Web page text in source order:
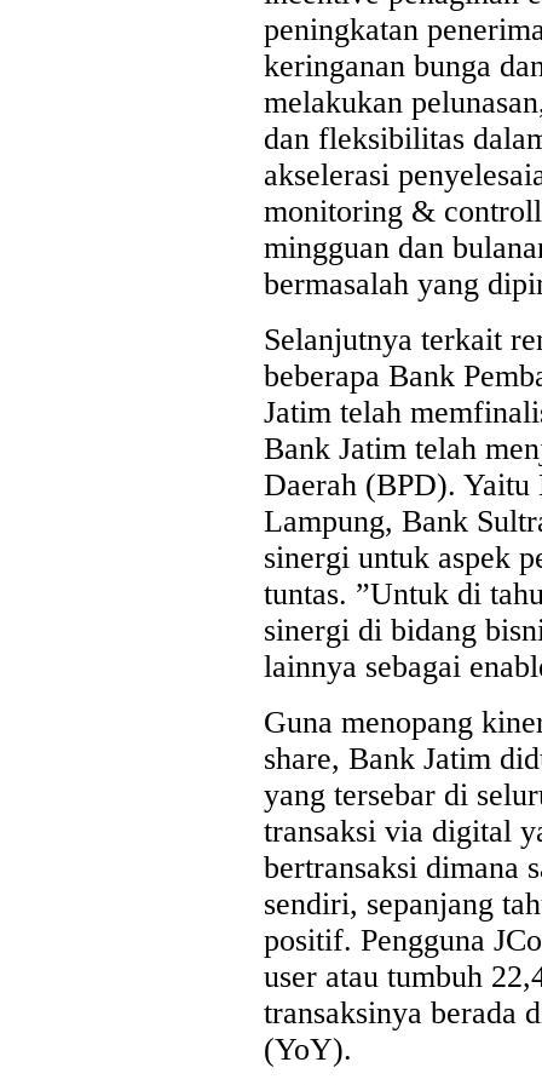
peningkatan
keringanan bunga
melakukan
dan fleksibilitas
akselerasi
monitoring &
mingguan dan
bermasalah yang
Selanjutnya terkait
beberapa Bank
Jatim telah
Bank Jatim telah
Daerah (BPD).
Lampung, Bank
sinergi untuk aspek
tuntas. ”Untuk di
sinergi di bidang
lainnya sebagai
Guna menopang
share, Bank Jatim
yang tersebar di
transaksi via digital
bertransaksi dimana
sendiri, sepanjang
positif. Pengguna
user atau tumbuh
transaksinya berada
(YoY).